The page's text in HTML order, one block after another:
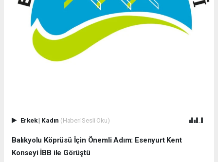
Erkek| Kadın (Haberi Sesli Oku)
Balıkyolu Köprüsü İçin Önemli Adım: Esenyurt Kent
Konseyi İBB ile Görüştü